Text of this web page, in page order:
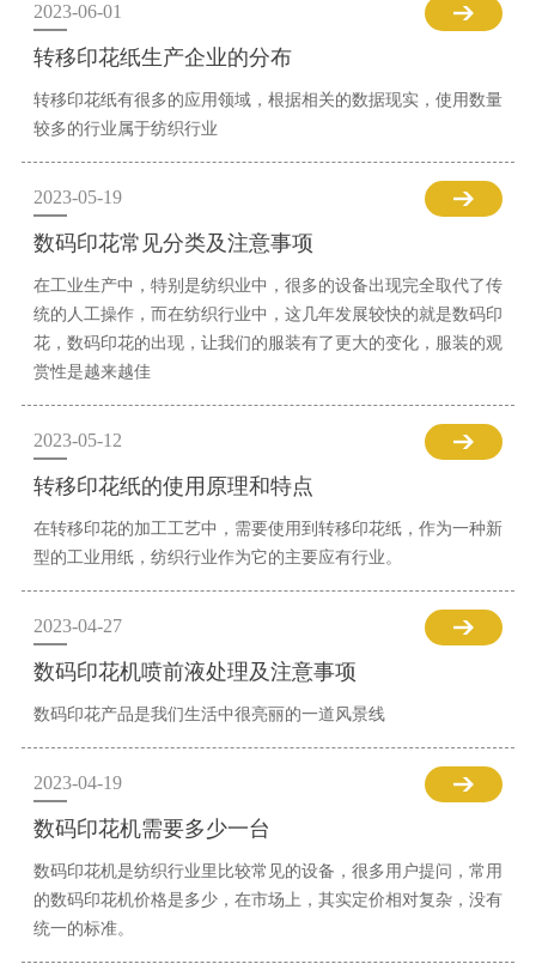
2023-06-01
转移印花纸生产企业的分布
转移印花纸有很多的应用领域，根据相关的数据现实，使用数量
较多的行业属于纺织行业
2023-05-19
数码印花常见分类及注意事项
在工业生产中，特别是纺织业中，很多的设备出现完全取代了传
统的人工操作，而在纺织行业中，这几年发展较快的就是数码印
花，数码印花的出现，让我们的服装有了更大的变化，服装的观
赏性是越来越佳
2023-05-12
转移印花纸的使用原理和特点
在转移印花的加工工艺中，需要使用到转移印花纸，作为一种新
型的工业用纸，纺织行业作为它的主要应有行业。
2023-04-27
数码印花机喷前液处理及注意事项
数码印花产品是我们生活中很亮丽的一道风景线
2023-04-19
数码印花机需要多少一台
数码印花机是纺织行业里比较常见的设备，很多用户提问，常用
的数码印花机价格是多少，在市场上，其实定价相对复杂，没有
统一的标准。